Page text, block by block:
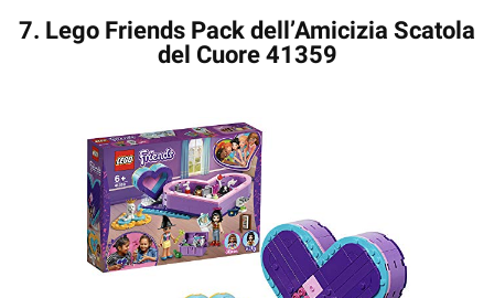
7. Lego Friends Pack dell’Amicizia Scatola
del Cuore 41359